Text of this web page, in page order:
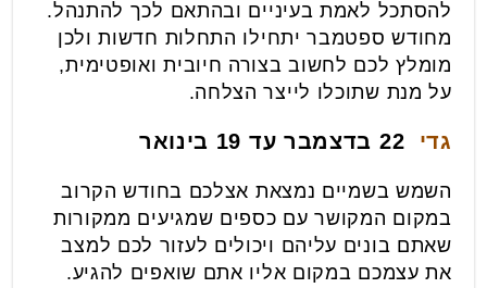
להסתכל לאמת בעיניים ובהתאם לכך להתנהל.
מחודש ספטמבר יתחילו התחלות חדשות ולכן
מומלץ לכם לחשוב בצורה חיובית ואופטימית,
על מנת שתוכלו לייצר הצלחה.
גדי
השמש בשמיים נמצאת אצלכם בחודש הקרוב
במקום המקושר עם כספים שמגיעים ממקורות
שאתם בונים עליהם ויכולים לעזור לכם למצב
את עצמכם במקום אליו אתם שואפים להגיע.